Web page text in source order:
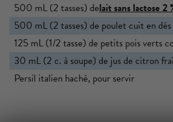
500 mL (2 tasses) delait sans lactose 2
500 mL (2 tasses) de poulet cuit en dés
125 mL (1/2 tasse) de petits pois verts
30 mL (2 c. à soupe) de jus de citron
Persil italien haché, pour servir